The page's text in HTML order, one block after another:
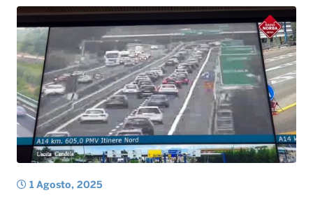
Radio Norba Consiglia
Leggerissime
Oroscopo
Speciale Astrabilia 2026
Battiti Live 2026
Gallery
1 Agosto, 2025